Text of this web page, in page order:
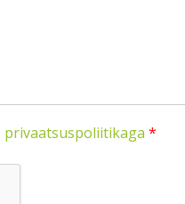
privaatsuspoliitikaga *